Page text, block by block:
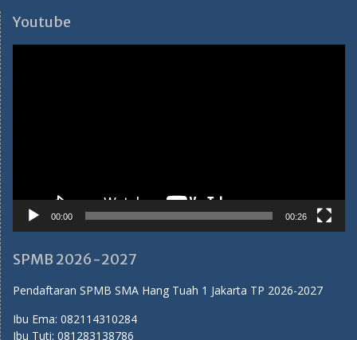
Youtube
00:00 00:26
SPMB 2026-2027
Pendaftaran SPMB SMA Hang Tuah 1 Jakarta TP 2026-2027
Ibu Ema: 082114310284
Ibu Tuti: 081283138786